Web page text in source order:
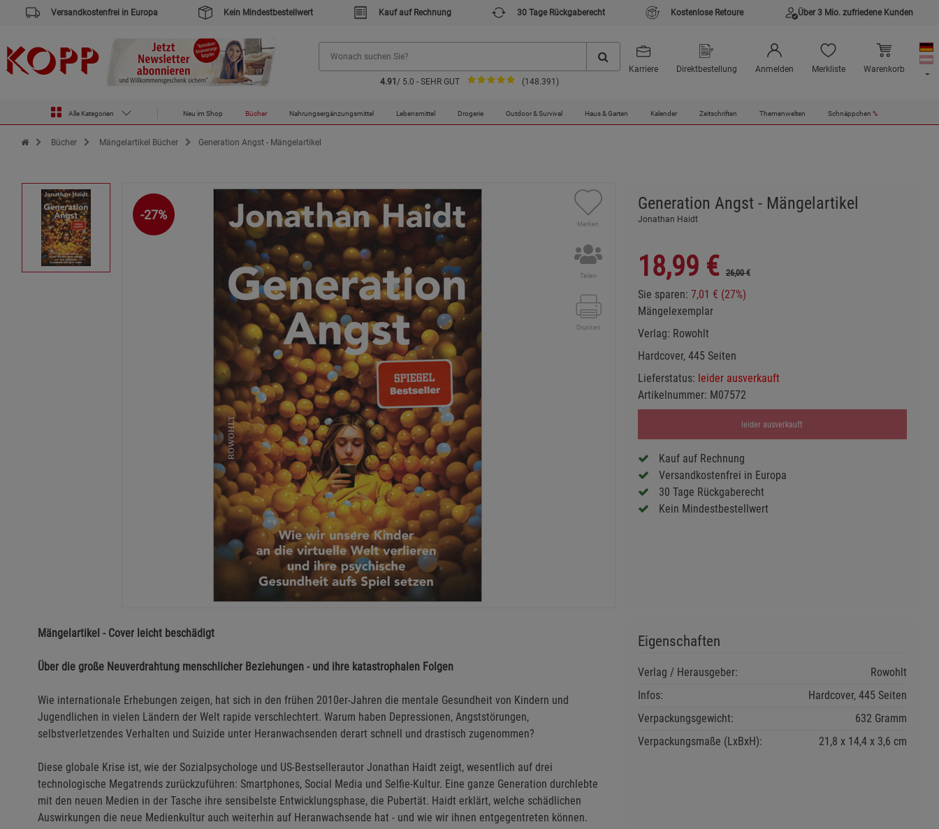
Versandkostenfrei in Europa Kein Mindestbestellwert Kauf auf Rechnung 30 Tage Rückgaberecht Kostenlose Retoure Über 3 Mio. zufriedene Kunden
4.91 / 5.0 - SEHR GUT (148.391)
Karriere Direktbestellung Anmelden Merkliste Warenkorb
Alle Kategorien Neu im Shop Bücher Nahrungsergänzungsmittel Lebensmittel Drogerie Outdoor & Survival Haus & Garten Kalender Zeitschriften Themenwelten Schnäppchen %
Zur Startseite des Kopp Verlag Online-Shop
Bücher Mängelartikel Bücher Generation Angst - Mängelartikel
-27%
Merken
Teilen
Drucken
Generation Angst - Mängelartikel
Jonathan Haidt
18,99 € 26,00 €
Sie sparen: 7,01 € (27%)
Mängelexemplar
Verlag: Rowohlt
Hardcover, 445 Seiten
Lieferstatus: leider ausverkauft
Artikelnummer: M07572
leider ausverkauft
Kauf auf Rechnung
Versandkostenfrei in Europa
30 Tage Rückgaberecht
Kein Mindestbestellwert
Mängelartikel - Cover leicht beschädigt
Über die große Neuverdrahtung menschlicher Beziehungen - und ihre katastrophalen Folgen
Wie internationale Erhebungen zeigen, hat sich in den frühen 2010er-Jahren die mentale Gesundheit von Kindern und
Jugendlichen in vielen Ländern der Welt rapide verschlechtert. Warum haben Depressionen, Angststörungen,
selbstverletzendes Verhalten und Suizide unter Heranwachsenden derart schnell und drastisch zugenommen?
Diese globale Krise ist, wie der Sozialpsychologe und US-Bestsellerautor Jonathan Haidt zeigt, wesentlich auf drei
technologische Megatrends zurückzuführen: Smartphones, Social Media und Selfie-Kultur. Eine ganze Generation durchlebte
mit den neuen Medien in der Tasche ihre sensibelste Entwicklungsphase, die Pubertät. Haidt erklärt, welche schädlichen
Auswirkungen die neue Medienkultur auch weiterhin auf Heranwachsende hat - und wie wir ihnen entgegentreten können.
Eigenschaften
Verlag / Herausgeber:
Rowohlt
Infos:
Hardcover, 445 Seiten
Verpackungsgewicht:
632 Gramm
Verpackungsmaße (LxBxH):
21,8 14,4 3,6 cm